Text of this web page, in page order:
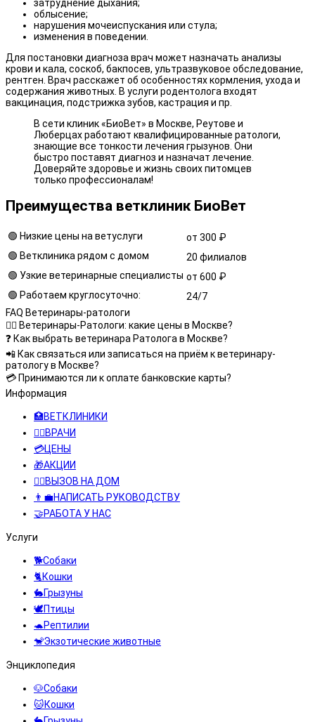
затруднение дыхания;
облысение;
нарушения мочеиспускания или стула;
изменения в поведении.
Для постановки диагноза врач может назначать анализы
крови и кала, соскоб, бакпосев, ультразвуковое обследование,
рентген. Врач расскажет об особенностях кормления, ухода и
содержания животных. В услуги родентолога входят
вакцинация, подстрижка зубов, кастрация и пр.
В сети клиник «БиоВет» в Москве, Реутове и
Люберцах работают квалифицированные ратологи,
знающие все тонкости лечения грызунов. Они
быстро поставят диагноз и назначат лечение.
Доверяйте здоровье и жизнь своих питомцев
только профессионалам!
Преимущества ветклиник БиоВет
🟢 Низкие цены на ветуслуги
от 300 ₽
🟢 Ветклиника рядом с домом
20 филиалов
🟢 Узкие ветеринарные специалисты от 600 ₽
🟢 Работаем круглосуточно:
24/7
FAQ Ветеринары-ратологи
👩‍⚕️ Ветеринары-Ратологи: какие цены в Москве?
❓ Как выбрать ветеринара Ратолога в Москве?
📲 Как связаться или записаться на приём к ветеринару-
ратологу в Москве?
💳 Принимаются ли к оплате банковские карты?
Информация
🏥ВЕТКЛИНИКИ
👨‍⚕️ВРАЧИ
💳ЦЕНЫ
🎁АКЦИИ
👩‍⚕️ВЫЗОВ НА ДОМ
👨‍💼НАПИСАТЬ РУКОВОДСТВУ
🤝РАБОТА У НАС
Услуги
🐕Собаки
🐈Кошки
🐇Грызуны
🕊️Птицы
🐢Рептилии
🐒Экзотические животные
Энциклопедия
🐶Собаки
🐱Кошки